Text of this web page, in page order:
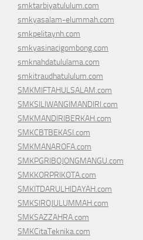
smktarbiyatululum.com
smkyasalam-elummah.com
smkpelitaynh.com
smkyasinacigombong.com
smknahdatululama.com
smkitraudhatululum.com
SMKMIFTAHULSALAM.com
SMKSILIWANGIMANDIRI.com
SMKMANDIRIBERKAH.com
SMKCBTBEKASI.com
SMKMANAROFA.com
SMKPGRIBOJONGMANGU.com
SMKKORPRIKOTA.com
SMKITDARULHIDAYAH.com
SMKSIROJULUMMAH.com
SMKSAZZAHRA.com
SMKCitaTeknika.com